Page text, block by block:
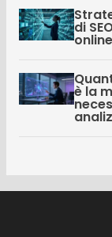
di
online
è la